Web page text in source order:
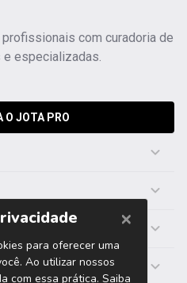
com curadoria de
especializadas.
O JOTA PRO